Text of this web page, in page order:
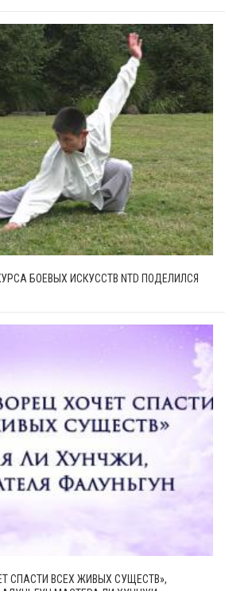
БОЕВЫХ ИСКУССТВ NTD ПОДЕЛИЛСЯ
СПАСТИ ВСЕХ ЖИВЫХ СУЩЕСТВ»,